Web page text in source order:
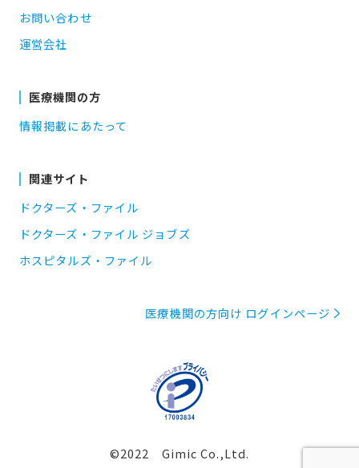
お問い合わせ
運営会社
医療機関の方
情報掲載にあたって
関連サイト
ドクターズ・ファイル
ドクターズ・ファイル ジョブズ
ホスピタルズ・ファイル
医療機関の方向け ログインページ
©2022 Gimic Co.,Ltd.